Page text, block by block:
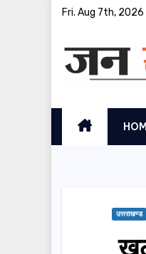
Fri. Aug 7th, 2026
उत्तराखण्ड